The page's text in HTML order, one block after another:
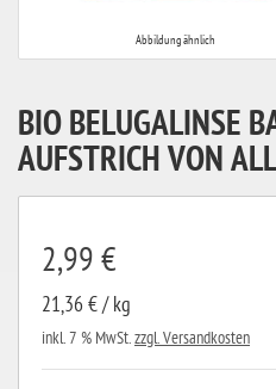
Abbildung ähnlich
BIO BELUGALINSE
AUFSTRICH VON
2,99 €
21,36 € / kg
inkl. 7 % MwSt.zzgl. Versandkosten